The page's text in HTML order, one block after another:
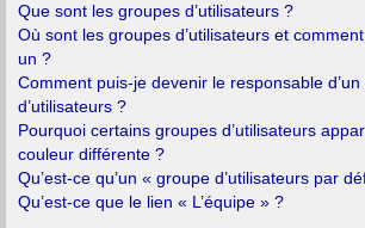
Que sont les groupes d’utilisateurs ?
Où sont les groupes d’utilisateurs et
un ?
Comment puis-je devenir le responsable
d’utilisateurs ?
Pourquoi certains groupes d’utilisateurs
couleur différente ?
Qu’est-ce qu’un « groupe d’utilisateurs par
Qu’est-ce que le lien « L’équipe » ?